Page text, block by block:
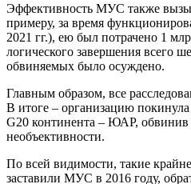
Эффективность МУС также
примеру, за время
2021 гг.), ею был потрачено 1
логического завершения всего
обвиняемых было осуждено.
Главным образом, все
В итоге – организацию покинула
G20 континента – ЮАР,
необъективности.
По всей видимости, такие
заставили МУС в 2016 году,